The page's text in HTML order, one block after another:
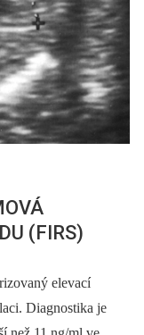
(FIRS)
elevací
Diagnostika je